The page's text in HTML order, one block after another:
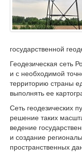
государственной
Геодезическая сеть
и с необходимой
территорию страны
выполнять ее
Сеть геодезических
решение таких
ведение
и создание
пространственных